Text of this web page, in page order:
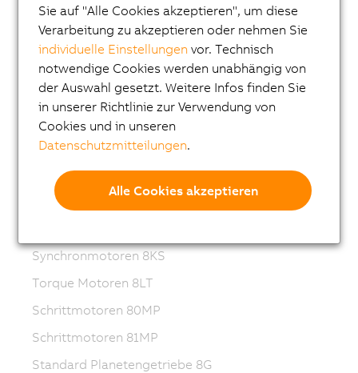
Servomotoren 8WSA
Getriebemotoren 8WSB
Synchronmotoren 8LVA
Getriebemotoren 8LVB
Synchronmotoren 8LWA
Synchronmotoren 8LS
Synchronmotoren 8LSN
Synchronmotoren 8JSA
Synchronmotoren 8KS
Torque Motoren 8LT
Schrittmotoren 80MP
Schrittmotoren 81MP
Standard Planetengetriebe 8G
Sie auf "Alle Cookies akzeptieren", um diese
Verarbeitung zu akzeptieren oder nehmen Sie
individuelle Einstellungen vor. Technisch
notwendige Cookies werden unabhängig von
der Auswahl gesetzt. Weitere Infos finden Sie
in unserer Richtlinie zur Verwendung von
Cookies und in unseren
Datenschutzmitteilungen.
Alle Cookies akzeptieren